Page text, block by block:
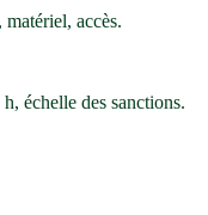
accès.
échelle des sanctions.